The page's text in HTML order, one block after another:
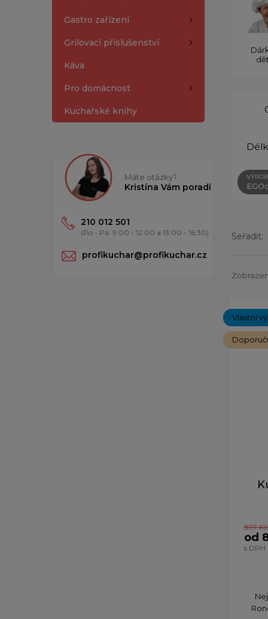
Gastro zařízení
Grilovací příslušenství
Káva
Pro domácnost
Kuchařské knihy
Máte otázky?
Kristína Vám poradí
210 012 501
(Po - Pá: 9:00 - 12:00 a 13:00 - 16:30)
profikuchar@profikuchar.cz
Seřadit:
Vlastní
897 Kč
od
s DPH